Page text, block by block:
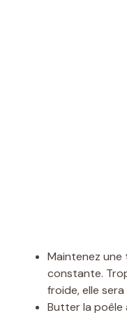
Maintenez
constante.
froide, elle
Butter la